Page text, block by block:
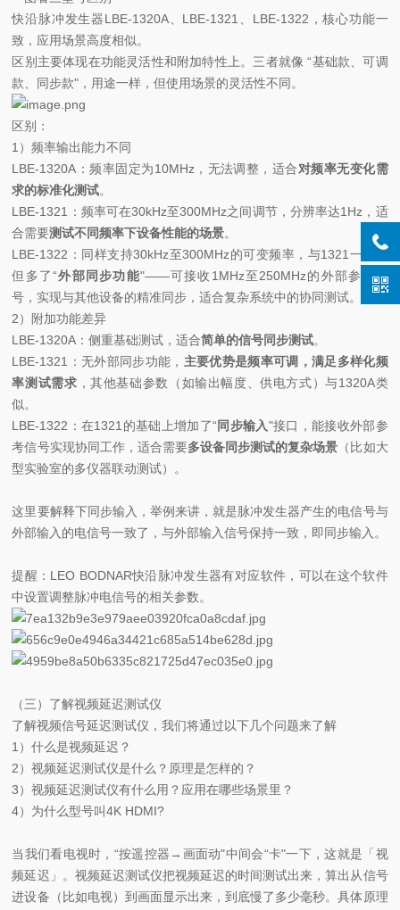
快沿脉冲发生器LBE-1320A、LBE-1321、LBE-1322，核心功能一
致，应用场景高度相似。
区别主要体现在功能灵活性和附加特性上。三者就像 “基础款、可调
款、同步款"，用途一样，但使用场景的灵活性不同。
区别：
1）频率输出能力不同
LBE-1320A：频率固定为10MHz，无法调整，适合对频率无变化需
求的标准化测试。
LBE-1321：频率可在30kHz至300MHz之间调节，分辨率达1Hz，适
合需要测试不同频率下设备性能的场景。
LBE-1322：同样支持30kHz至300MHz的可变频率，与1321一致，
但多了“外部同步功能"——可接收1MHz至250MHz的外部参考信
号，实现与其他设备的精准同步，适合复杂系统中的协同测试。
2）附加功能差异
LBE-1320A：侧重基础测试，适合简单的信号同步测试。
LBE-1321：无外部同步功能， 主要优势是频率可调，满足多样化频
率测试需求 ，其他基础参数（如输出幅度、供电方式）与1320A类
似。
LBE-1322：在1321的基础上增加了“同步输入"接口，能接收外部参
考信号实现协同工作，适合需要多设备同步测试的复杂场景 （比如大
型实验室的多仪器联动测试）。
这里要解释下同步输入，举例来讲，就是脉冲发生器产生的电信号与
外部输入的电信号一致了，与外部输入信号保持一致，即同步输入。
提醒：LEO BODNAR快沿脉冲发生器有对应软件，可以在这个软件
中设置调整脉冲电信号的相关参数。
（三）了解视频延迟测试仪
了解视频信号延迟测试仪，我们将通过以下几个问题来了解
1）什么是视频延迟？
2）视频延迟测试仪是什么？原理是怎样的？
3）视频延迟测试仪有什么用？应用在哪些场景里？
4）为什么型号叫4K HDMI?
当我们看电视时，“按遥控器→画面动"中间会“卡"一下，这就是「视
频延迟」。视频延迟测试仪把视频延迟的时间测试出来，算出从信号
进设备（比如电视）到画面显示出来，到底慢了多少毫秒。具体原理